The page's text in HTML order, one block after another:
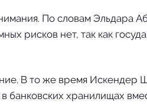
По словам Эльдара
рисков нет, так как
В то же время
банковских хранилищах